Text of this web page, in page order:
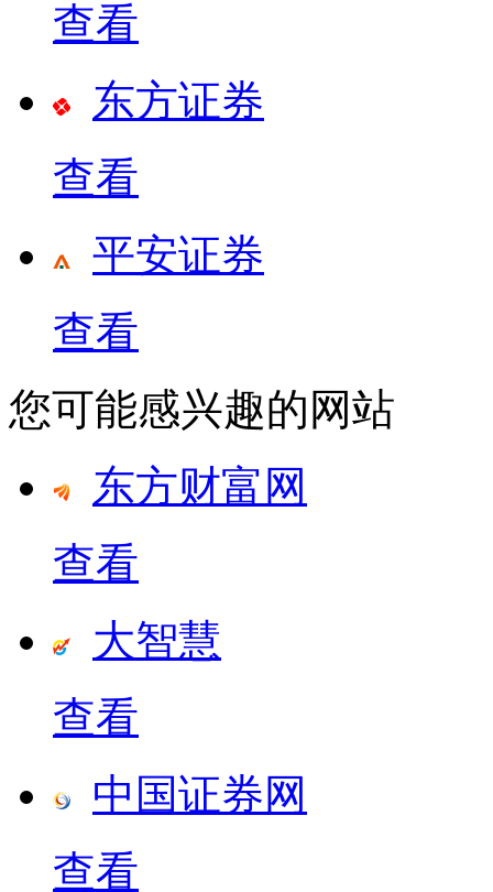
查看
东方证券
查看
平安证券
查看
您可能感兴趣的网站
东方财富网
查看
大智慧
查看
中国证券网
查看